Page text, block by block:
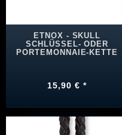
ETNOX - SKULL
SCHLÜSSEL- ODER
PORTEMONNAIE-KETTE
15,90 € *